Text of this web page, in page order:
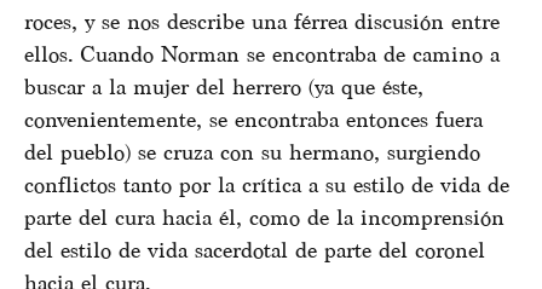
roces, y se nos describe una férrea discusión entre
ellos. Cuando Norman se encontraba de camino a
buscar a la mujer del herrero (ya que éste,
convenientemente, se encontraba entonces fuera
del pueblo) se cruza con su hermano, surgiendo
conflictos tanto por la crítica a su estilo de vida de
parte del cura hacia él, como de la incomprensión
del estilo de vida sacerdotal de parte del coronel